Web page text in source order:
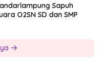
Sapuh
O2SN SD dan SMP